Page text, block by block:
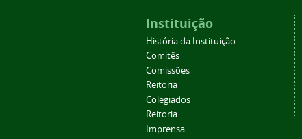
Instituição
História da Instituição
Comitês
Comissões
Reitoria
Colegiados
Reitoria
Imprensa